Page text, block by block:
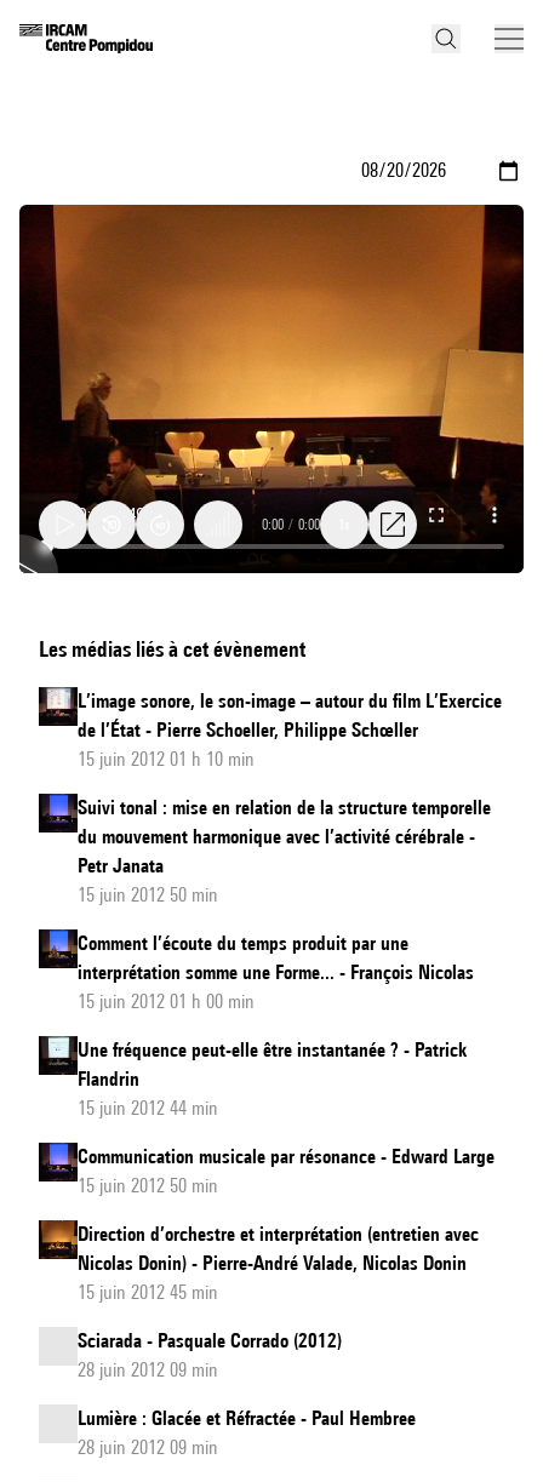
temps
qui
coule
le
temps
immobile
0:00 / 0:00
Les médias liés à cet évènement
L’image sonore, le son-image – autour du film L’Exercice
de l’État - Pierre Schoeller, Philippe Schœller
15 juin 2012 01 h 10 min
Suivi tonal : mise en relation de la structure temporelle
du mouvement harmonique avec l’activité cérébrale -
Petr Janata
15 juin 2012 50 min
Comment l’écoute du temps produit par une
interprétation somme une Forme... - François Nicolas
15 juin 2012 01 h 00 min
Une fréquence peut-elle être instantanée ? - Patrick
Flandrin
15 juin 2012 44 min
Communication musicale par résonance - Edward Large
15 juin 2012 50 min
Direction d’orchestre et interprétation (entretien avec
Nicolas Donin) - Pierre-André Valade, Nicolas Donin
15 juin 2012 45 min
Sciarada - Pasquale Corrado (2012)
28 juin 2012 09 min
Lumière : Glacée et Réfractée - Paul Hembree
28 juin 2012 09 min